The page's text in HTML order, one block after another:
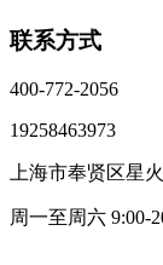
联系方式
400-772-2056
19258463973
上海市奉贤区星
周一至周六 9:00-